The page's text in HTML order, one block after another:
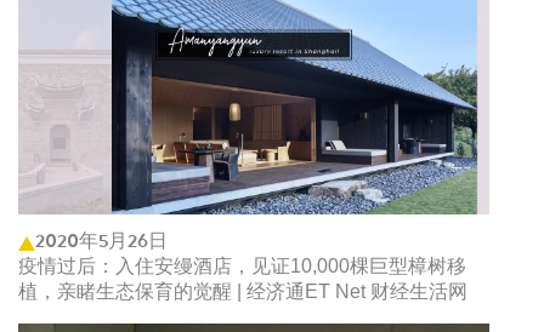
2020年5月26日
疫情过后：入住安缦酒店，见证10,000棵巨型樟树移
植，亲睹生态保育的觉醒 | 经济通ET Net 财经生活网